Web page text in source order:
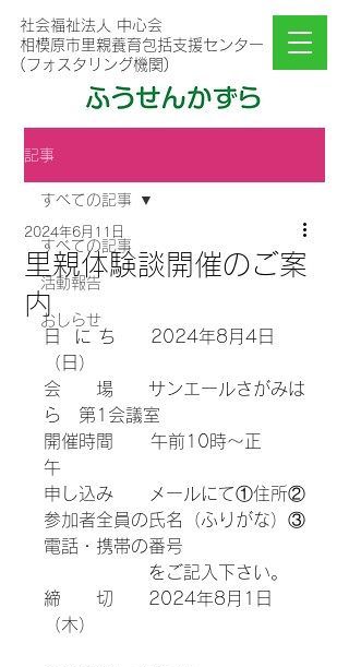
社会福祉法人 中心会
相模原市里親養育包括支援センター
(フォスタリング機関)
記事
すべての記事
活動報告
おしらせ
すべての記事
里親体験談開催のご案
内
2024年6月11日
日  に ち　　2024年8月4日
（日）
会　　場　　サンエールさがみは
ら　第1会議室
開催時間　   午前10時～正
午
申し込み　　メールにて①住所②
参加者全員の氏名（ふりがな）③
電話・携帯の番号
をご記入下さい。
締　　切　　2024年8月1日
（木）